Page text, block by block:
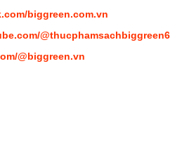
biggreen.com.vn
@thucphamsachbiggreen6950
@biggreen.vn